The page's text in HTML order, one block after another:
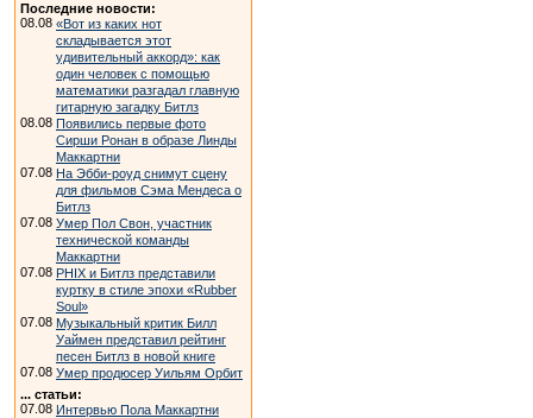
Последние новости:
08.08 «Вот из каких нот
складывается этот
удивительный аккорд»: как
один человек с помощью
математики разгадал главную
гитарную загадку Битлз
08.08 Появились первые фото
Сирши Ронан в образе Линды
Маккартни
07.08 На Эбби-роуд снимут сцену
для фильмов Сэма Мендеса о
Битлз
07.08 Умер Пол Свон, участник
технической команды
Маккартни
07.08 PHIX и Битлз представили
куртку в стиле эпохи «Rubber
Soul»
07.08 Музыкальный критик Билл
Уаймен представил рейтинг
песен Битлз в новой книге
07.08 Умер продюсер Уильям Орбит
... статьи:
07.08 Интервью Пола Маккартни